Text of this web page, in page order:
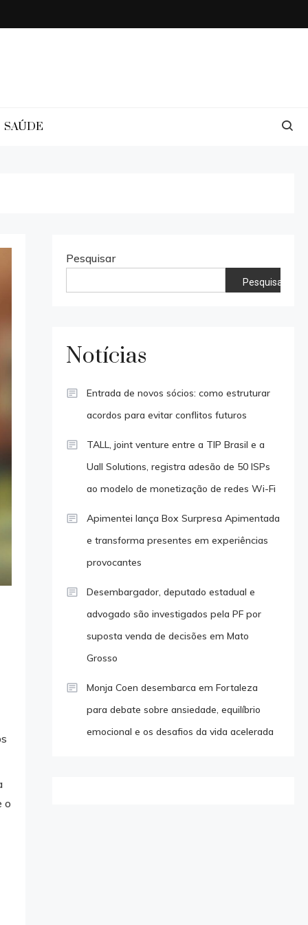
SAÚDE
o
Pesquisar
Pesquisar
Notícias
Entrada de novos sócios: como estruturar
acordos para evitar conflitos futuros
TALL, joint venture entre a TIP Brasil e a
Uall Solutions, registra adesão de 50 ISPs
ao modelo de monetização de redes Wi-Fi
Apimentei lança Box Surpresa Apimentada
e transforma presentes em experiências
provocantes
Desembargador, deputado estadual e
advogado são investigados pela PF por
suposta venda de decisões em Mato
Grosso
Monja Coen desembarca em Fortaleza
para debate sobre ansiedade, equilíbrio
emocional e os desafios da vida acelerada